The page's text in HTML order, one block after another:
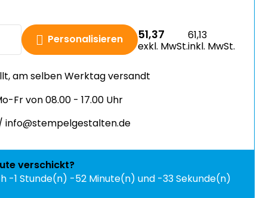
Personalisieren 51,37
exkl. MwSt.
61,13
inkl. MwSt.
am selben Werktag versandt
Fr von 08.00 - 17.00 Uhr
info@stempelgestalten.de
verschickt?
-1 Stunde(n) -52 Minute(n) und -33 Sekunde(n)